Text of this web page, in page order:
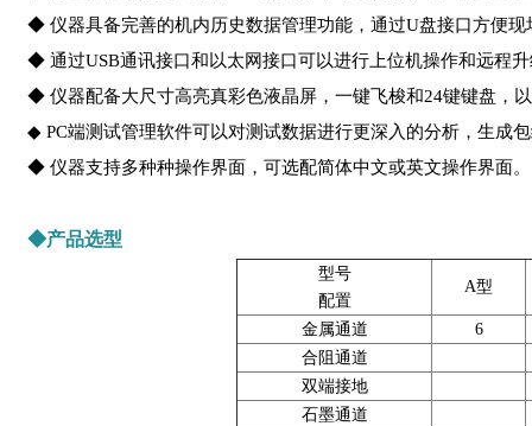
◆ 仪器具备完善的机内历史数据管理功能，通过U盘接口方便
◆ 通过USB通讯接口和以太网接口可以进行上位机操作和远程
◆ 仪器配备大尺寸高亮真彩色液晶屏，一键飞梭和24键键盘，
◆ PC端测试管理软件可以对测试数据进行更深入的分析，生成
◆ 仪器支持多种种操作界面，可选配简体中文或英文操作界面。
◆产品选型
型号
配置
A型
金属通道
6
合阻通道
双端接地
石墨通道